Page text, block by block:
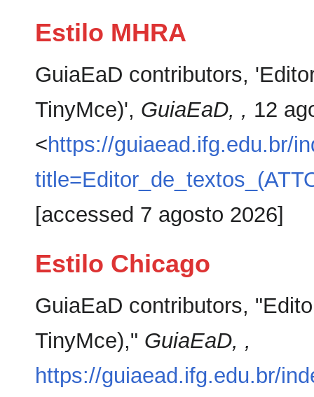
Estilo MHRA
GuiaEaD contributors,
TinyMce)', GuiaEaD, , 12
<https://guiaead.ifg.edu.br/
[accessed 7 agosto 2026]
Estilo Chicago
GuiaEaD contributors,
TinyMce)," GuiaEaD, ,
https://guiaead.ifg.edu.br/